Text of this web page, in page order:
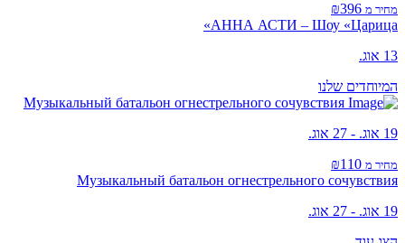
מחיר מ
АННА АСТИ – Шоу «Царица»
13 אוג.
המיוחדים שלנו
Музыкальный батальон огнестрельного сочувствия
19 אוג. - 27 אוג.
מחיר מ
Музыкальный батальон огнестрельного сочувствия
19 אוג. - 27 אוג.